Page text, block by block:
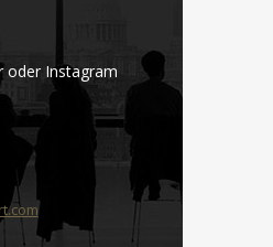
oder Instagram